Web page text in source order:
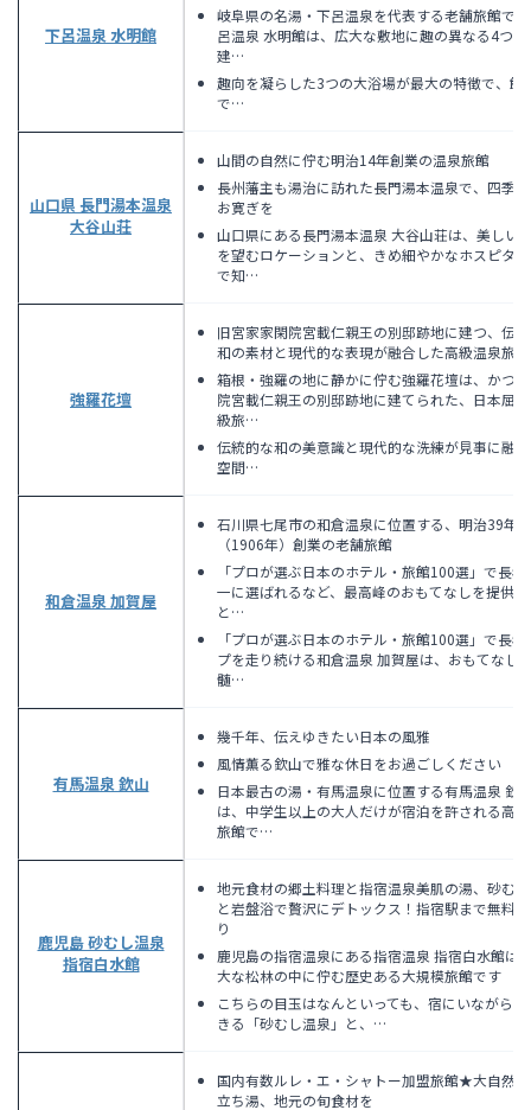
下呂温泉 水明館
岐阜県の名湯・下呂温泉を代表する老舗旅館で
呂温泉 水明館は、広大な敷地に趣の異なる4つの
建…
趣向を凝らした3つの大浴場が最大の特徴で、館
で…
山口県 長門湯本温泉
大谷山荘
山間の自然に佇む明治14年創業の温泉旅館
長州藩主も湯治に訪れた長門湯本温泉で、四季
お寛ぎを
山口県にある長門湯本温泉 大谷山荘は、美しい
を望むロケーションと、きめ細やかなホスピタ
で知…
強羅花壇
旧宮家家閑院宮載仁親王の別邸跡地に建つ、伝
和の素材と現代的な表現が融合した高級温泉旅
箱根・強羅の地に静かに佇む強羅花壇は、かつ
院宮載仁親王の別邸跡地に建てられた、日本屈
級旅…
伝統的な和の美意識と現代的な洗練が見事に融
空間…
和倉温泉 加賀屋
石川県七尾市の和倉温泉に位置する、明治39年
（1906年）創業の老舗旅館
「プロが選ぶ日本のホテル・旅館100選」で長年
一に選ばれるなど、最高峰のおもてなしを提供
と…
「プロが選ぶ日本のホテル・旅館100選」で長年
プを走り続ける和倉温泉 加賀屋は、おもてなし
髄…
有馬温泉 欽山
幾千年、伝えゆきたい日本の風雅
風情薫る欽山で雅な休日をお過ごしください
日本最古の湯・有馬温泉に位置する有馬温泉 欽
は、中学生以上の大人だけが宿泊を許される高
旅館で…
鹿児島 砂むし温泉
指宿白水館
地元食材の郷土料理と指宿温泉美肌の湯、砂む
と岩盤浴で贅沢にデトックス！指宿駅まで無料
り
鹿児島の指宿温泉にある指宿温泉 指宿白水館は
大な松林の中に佇む歴史ある大規模旅館です
こちらの目玉はなんといっても、宿にいながら
きる「砂むし温泉」と、…
国内有数ルレ・エ・シャトー加盟旅館★大自然
立ち湯、地元の旬食材を